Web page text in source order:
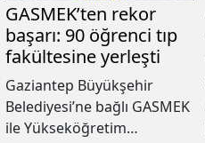
GASMEK’ten rekor
başarı: 90 öğrenci tıp
fakültesine yerleşti
Gaziantep Büyükşehir
Belediyesi’ne bağlı GASMEK
ile Yükseköğretim